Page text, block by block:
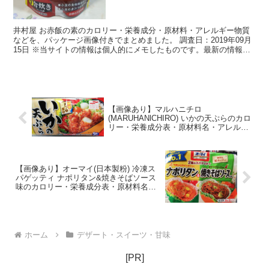
井村屋 お赤飯の素のカロリー・栄養成分・原材料・アレルギー物質
などを、パッケージ画像付きでまとめました。 調査日：2019年09月
15日 ※当サイトの情報は個人的にメモしたものです。最新の情報、
【画像あり】マルハニチロ
(MARUHANlCHIRO) いかの天ぷらのカロ
リー・栄養成分表・原材料名・アレルギ
【画像あり】オーマイ(日本製粉) 冷凍ス
パゲッティ ナポリタン&焼きそばソース
味のカロリー・栄養成分表・原材料名・
ホーム デザート・スイーツ・甘味
[PR]